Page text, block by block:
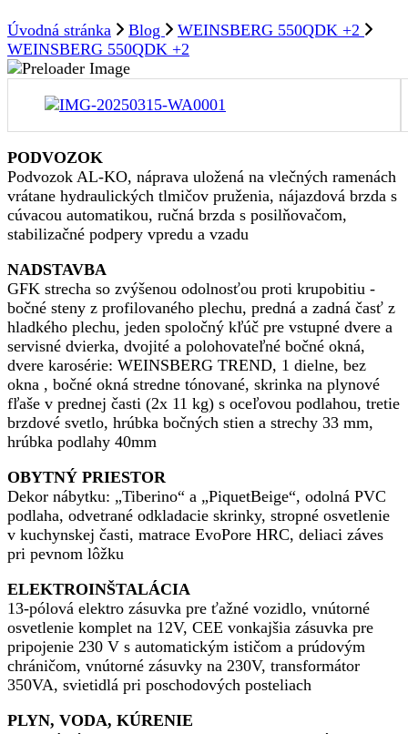
Úvodná stránka Blog
WEINSBERG 550QDK +2
WEINSBERG 550QDK +2
PODVOZOK
Podvozok AL-KO, náprava uložená na vlečných ramenách
vrátane hydraulických tlmičov pruženia, nájazdová brzda s
cúvacou automatikou, ručná brzda s posilňovačom,
stabilizačné podpery vpredu a vzadu
NADSTAVBA
GFK strecha so zvýšenou odolnosťou proti krupobitiu -
bočné steny z profilovaného plechu, predná a zadná časť z
hladkého plechu, jeden spoločný kľúč pre vstupné dvere a
servisné dvierka, dvojité a polohovateľné bočné okná,
dvere karosérie: WEINSBERG TREND, 1 dielne, bez
okna , bočné okná stredne tónované, skrinka na plynové
fľaše v prednej časti (2x 11 kg) s oceľovou podlahou, tretie
brzdové svetlo, hrúbka bočných stien a strechy 33 mm,
hrúbka podlahy 40mm
OBYTNÝ PRIESTOR
Dekor nábytku: „Tiberino“ a „PiquetBeige“, odolná PVC
podlaha, odvetrané odkladacie skrinky, stropné osvetlenie
v kuchynskej časti, matrace EvoPore HRC, deliaci záves
pri pevnom lôžku
ELEKTROINŠTALÁCIA
13-pólová elektro zásuvka pre ťažné vozidlo, vnútorné
osvetlenie komplet na 12V, CEE vonkajšia zásuvka pre
pripojenie 230 V s automatickým ističom a prúdovým
chráničom, vnútorné zásuvky na 230V, transformátor
350VA, svietidlá pri poschodových posteliach
PLYN, VODA, KÚRENIE